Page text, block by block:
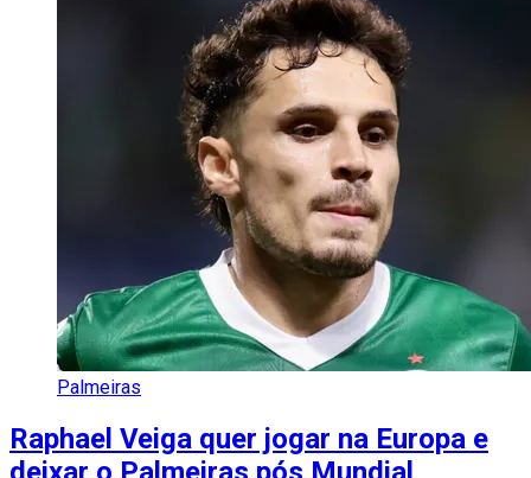
Palmeiras
Raphael Veiga quer jogar na Europa e